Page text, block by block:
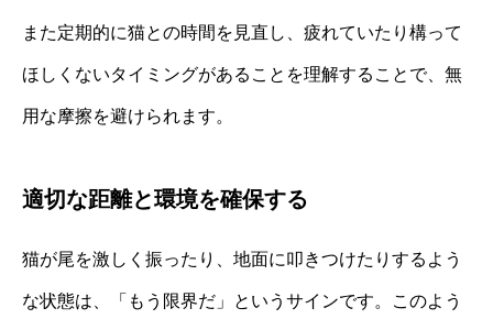
また定期的に猫との時間を見直し、疲れていたり構って
ほしくないタイミングがあることを理解することで、無
用な摩擦を避けられます。
適切な距離と環境を確保する
猫が尾を激しく振ったり、地面に叩きつけたりするよう
な状態は、「もう限界だ」というサインです。このよう